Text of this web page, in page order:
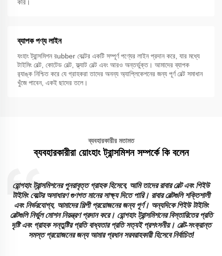
করি।
ব্যাপক পণ্য লাইন
যংহাং ট্রান্সমিশন রubber বেল্টের একটি সম্পূর্ণ পণ্যের লাইন প্রদান করে, যার মধ্যে
টাইমিং বেল্ট, কোটেড বেল্ট, ফ্ল্যাট বেল্ট এবং আরও অন্তর্ভুক্ত। আমাদের ব্যাপক
র‍্যাঙ্ক নিশ্চিত করে যে গ্রাহকরা তাদের অনন্য অ্যাপ্লিকেশনের জন্য পূর্ণ বেল্ট সমাধান
খুঁজে পাবেন, একই ছাদের তলে।
ব্যবহারকারীর মতামত
ব্যবহারকারীরা য়োংহাং ট্রান্সমিশন সম্পর্কে কি বলেন
য়োন্গহাং ট্রান্সমিশনের পুনরাবৃত্ত গ্রাহক হিসেবে, আমি তাদের রাবার বেল্ট এবং পিইউ
টাইমিং বেল্টের অসাধারণ গুণগত মানের সাক্ষ্য দিতে পারি। রাবার বেল্টগুলি শক্তিশালী
এবং নির্ভরযোগ্য, আমাদের শিল্পী প্রয়োজনের জন্য পূর্ণ। অন্যদিকে পিইউ টাইমিং
বেল্টগুলি নির্ভুল মোশন নিয়ন্ত্রণ প্রদান করে। য়োন্গহাং ট্রান্সমিশনের বিস্তারিতের প্রতি
দৃষ্টি এবং গ্রাহক সন্তুষ্টির প্রতি বাধ্যতার প্রতি সত্যই প্রশংসনীয়। বেল্ট-সংক্রান্ত
সমস্ত প্রয়োজনের জন্য আমার প্রধান সরবরাহকারী হিসেবে নির্বাচিত!